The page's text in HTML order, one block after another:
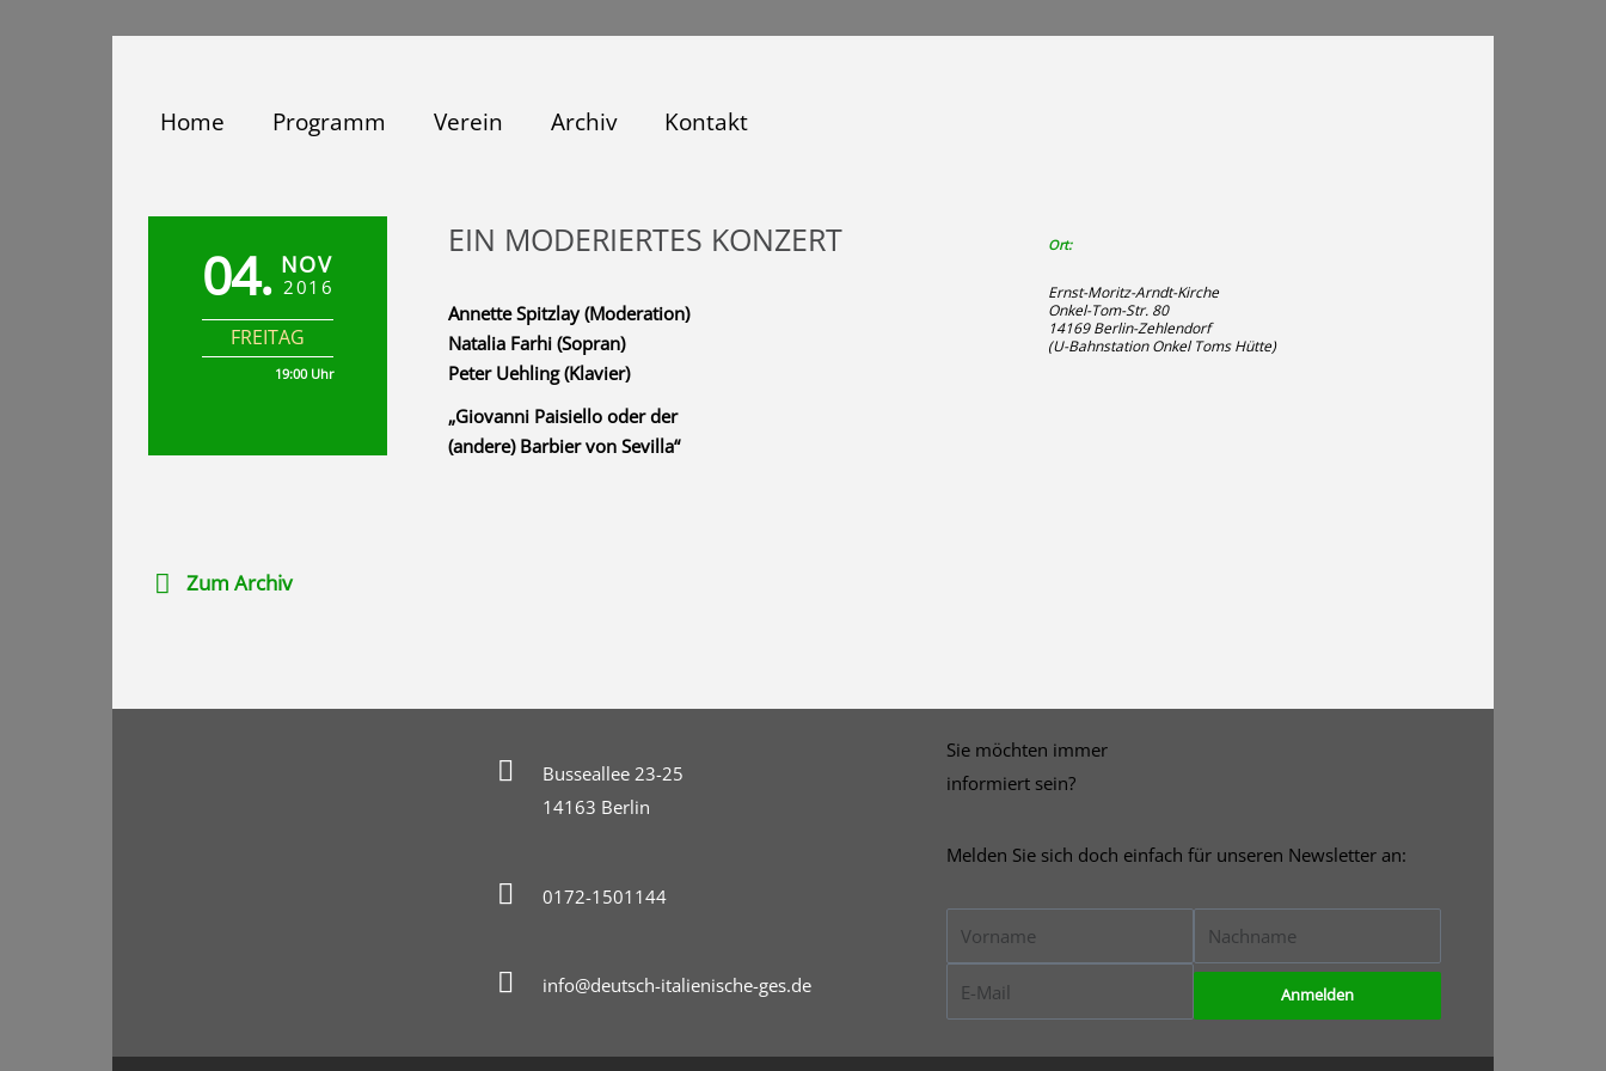
Home Programm Verein Archiv Kontakt
04. NOV
2016
FREITAG
19:00 Uhr
EIN MODERIERTES KONZERT
Annette Spitzlay (Moderation)
Natalia Farhi (Sopran)
Peter Uehling (Klavier)
„Giovanni Paisiello oder der
(andere) Barbier von Sevilla“
Ort:
Ernst-Moritz-Arndt-Kirche
Onkel-Tom-Str. 80
14169 Berlin-Zehlendorf
(U-Bahnstation Onkel Toms Hütte)
Zum Archiv
Busseallee 23-25
14163 Berlin
0172-1501144
info@deutsch-italienische-ges.de
Sie möchten immer
informiert sein?
Melden Sie sich doch einfach für unseren Newsletter an:
Nachname
Mail
Anmelden